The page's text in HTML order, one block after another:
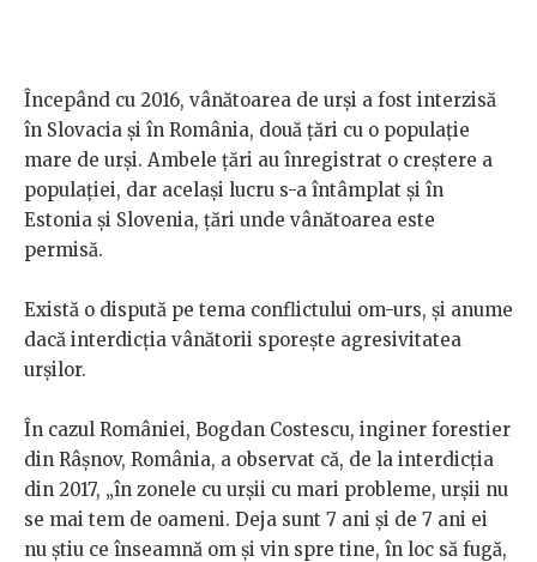
Începând cu 2016, vânătoarea de urși a fost interzisă
în Slovacia și în România, două țări cu o populație
mare de urși. Ambele țări au înregistrat o creștere a
populației, dar același lucru s-a întâmplat și în
Estonia și Slovenia, țări unde vânătoarea este
permisă.
Există o dispută pe tema conflictului om-urs, și anume
dacă interdicția vânătorii sporește agresivitatea
urșilor.
În cazul României, Bogdan Costescu, inginer forestier
din Râșnov, România, a observat că, de la interdicția
din 2017, „în zonele cu urșii cu mari probleme, urșii nu
se mai tem de oameni. Deja sunt 7 ani și de 7 ani ei
nu știu ce înseamnă om și vin spre tine, în loc să fugă,